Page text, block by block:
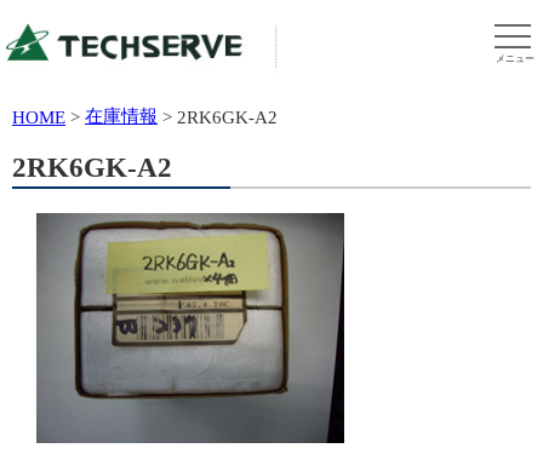
メニュー
HOME > 在庫情報 > 2RK6GK-A2
2RK6GK-A2